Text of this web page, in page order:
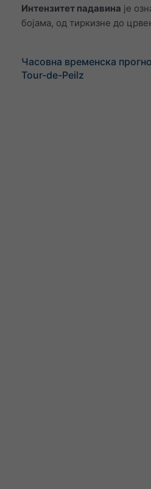
Интензитет падавина је
бојама, од тиркизне до
Часовна временска
Tour-de-Peilz